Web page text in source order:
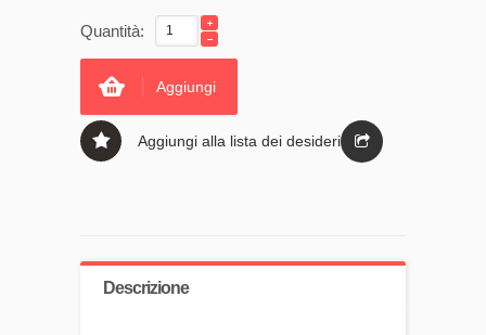
Quantità:
Aggiungi
Aggiungi alla lista dei desideri
Descrizione